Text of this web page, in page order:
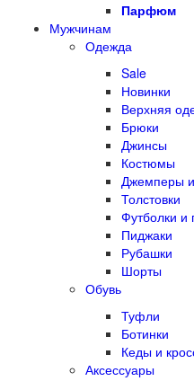
Парфюм
Мужчинам
Одежда
Sale
Новинки
Верхняя
Брюки
Джинсы
Костюмы
Джемперы
Толстовки
Футболки и
Пиджаки
Рубашки
Шорты
Обувь
Туфли
Ботинки
Кеды и
Аксессуары